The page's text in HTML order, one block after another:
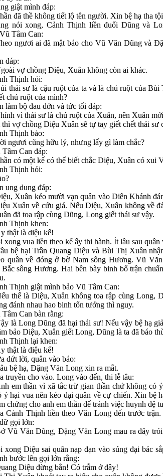
giật mình đáp:
đã thề không tiết lộ tên người. Xin bệ hạ tha
nói xong, Cảnh Thịnh liền đuổi Dũng và
Tâm Can:
ngươi ai đã mật báo cho Vũ Văn Dũng và
đáp:
vợ chồng Diệu, Xuân không còn ai khác.
Thịnh hỏi:
thái sư là cậu ruột của ta và là chú ruột của
chú ruột của mình?
làm bộ đau đớn và tức tối đáp:
vì thái sư là chú ruột của Xuân, nên Xuân
thì vợ chồng Diệu Xuân sẽ tự tay giết chết thái sư
Thịnh bảo:
ngươi cũng hữu lý, nhưng lấy gì làm chắc?
Can đáp:
có một kế có thể biết chắc Diệu, Xuân có xui
Thịnh hỏi:
ung dung đáp:
Xuân kéo mười vạn quân vào Diên Khánh
Xuân về cứu giá. Nếu Diệu, Xuân không về
đã toa rập cùng Dũng, Long giết thái sư vậy.
Thịnh khen:
thật là diệu kế!
xong vua liền theo kế ấy thi hành. Ít lâu sau quân
bệ hạ! Trần Quang Diệu và Bùi Thị Xuân
quân về đóng ở bờ Nam sông Hương. Vũ
sông Hương. Hai bên bày binh bố trận
Thịnh giật mình bảo Vũ Tâm Can:
thế là Diệu, Xuân không toa rập cùng Long,
đánh nhau hao binh tổn tướng thì nguy.
Can bàn rằng:
là Long Dũng đã hại thái sư! Nếu vậy bệ hạ
bảo Diệu, Xuân giết Long, Dũng là ta đã báo
Thịnh lại khen:
thật là diệu kế!
dứt lời, quân vào báo:
bệ hạ, Đặng Văn Long xin ra mắt.
truyền cho vào. Long vào đến, thi lễ tâu:
em thần vì xã tắc trừ gian thần chứ không có
ý hại vua nên kéo đại quân về cự chiến. Xin bệ
chứng cho anh em thần để tránh việc huynh đệ
Cảnh Thịnh liền theo Văn Long đến trước
gọi lớn:
Vũ Văn Dũng, Đặng Văn Long mau ra đây
xong Diệu sai quân nạp đạn vào súng đại bác
bước lên gọi lớn rằng:
Diệu đừng bắn! Có trẫm ở đây!